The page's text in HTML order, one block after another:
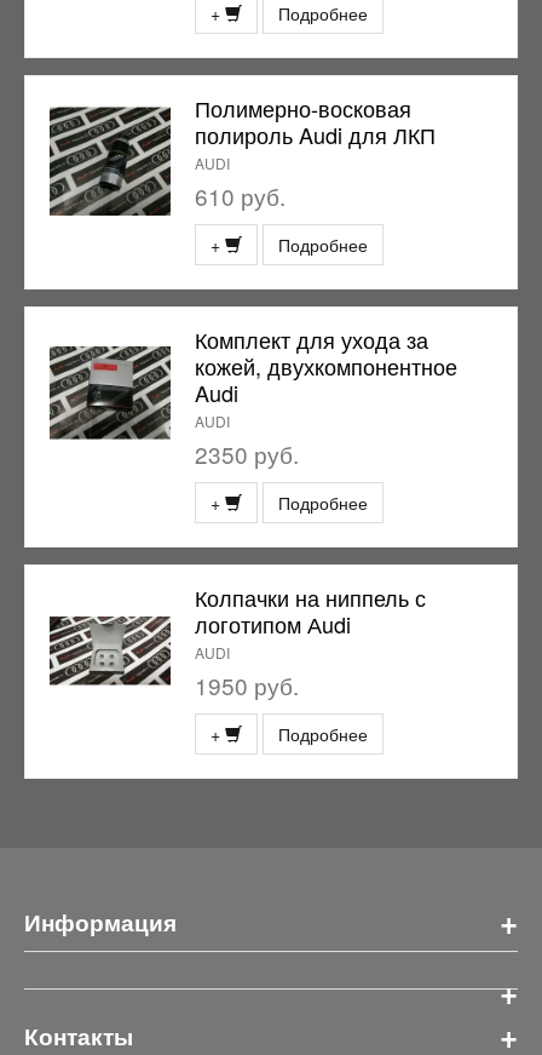
+ Подробнее
Полимерно-восковая
полироль Audi для ЛКП
AUDI
610 руб.
+ Подробнее
Комплект для ухода за
кожей, двухкомпонентное
Audi
AUDI
2350 руб.
+ Подробнее
Колпачки на ниппель с
логотипом Аudi
AUDI
1950 руб.
+ Подробнее
Информация
+
+
Контакты +